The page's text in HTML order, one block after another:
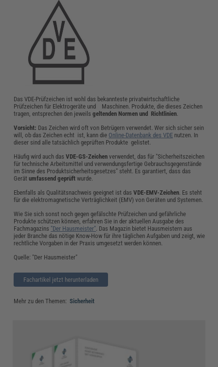
Das VDE-Prüfzeichen ist wohl das bekannteste privatwirtschaftliche
Prüfzeichen für Elektrogeräte und Maschinen. Produkte, die dieses Zeichen
tragen, entsprechen den jeweilsgeltenden Normen und Richtlinien.
Vorsicht: Das Zeichen wird oft von Betrügern verwendet. Wer sich sicher sein
will, ob das Zeichen echt ist, kann die Online-Datenbank des VDE nutzen. In
dieser sind alle tatsächlich geprüften Produkte gelistet.
Häufig wird auch dasVDE-GS-Zeichen verwendet, das für "Sicherheitszeichen
für technische Arbeitsmittel und verwendungsfertige Gebrauchsgegenstände
im Sinne des Produktsicherheitsgesetzes" steht. Es garantiert, dass das
Gerätumfassend geprüft wurde.
Ebenfalls als Qualitätsnachweis geeignet ist dasVDE-EMV-Zeichen. Es steht
für die elektromagnetische Verträglichkeit (EMV) von Geräten und Systemen.
Wie Sie sich sonst noch gegen gefälschte Prüfzeichen und gefährliche
Produkte schützen können, erfahren Sie in der aktuellen Ausgabe des
Fachmagazins "Der Hausmeister". Das Magazin bietet Hausmeistern aus
jeder Branche das nötige Know-How für ihre täglichen Aufgaben und zeigt, wie
rechtliche Vorgaben in der Praxis umgesetzt werden können.
Quelle: "Der Hausmeister"
Fachartikel jetzt herunterladen
Mehr zu den Themen: Sicherheit